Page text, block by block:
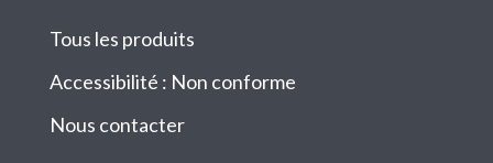
Tous les produits
Accessibilité : Non conforme
Nous contacter